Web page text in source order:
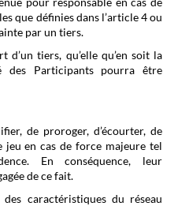
que définies dans l’article 4 ou
par un tiers.
d’un tiers, qu’elle qu’en soit la
des Participants pourra être
de proroger, d’écourter, de
jeu en cas de force majeure tel
En conséquence, leur
de ce fait.
caractéristiques du réseau